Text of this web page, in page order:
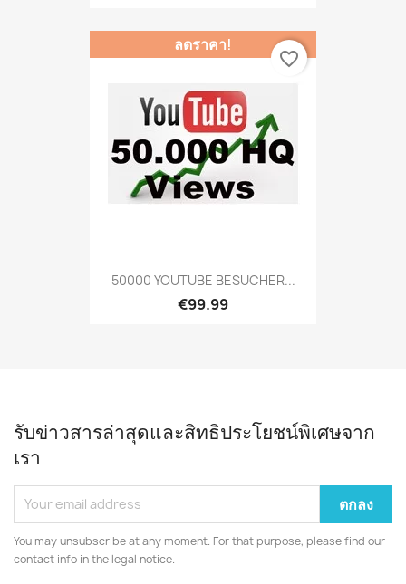
50000 YOUTUBE BESUCHER...
€99.99
ลดราคา!
favorite_border
รับข่าวสารล่าสุดและสิทธิประโยชน์พิเศษจาก
เรา
You may unsubscribe at any moment. For that purpose, please find our
contact info in the legal notice.